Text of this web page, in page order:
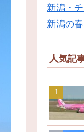
新潟・
新潟の
人気記